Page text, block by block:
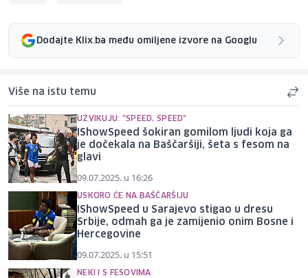
Dodajte Klix.ba među omiljene izvore na Googlu
Više na istu temu
UZVIKUJU: "SPEED, SPEED"
IShowSpeed šokiran gomilom ljudi koja ga
je dočekala na Baščaršiji, šeta s fesom na
glavi
09.07.2025. u 16:26
USKORO ĆE NA BAŠČARŠIJU
IShowSpeed u Sarajevo stigao u dresu
Srbije, odmah ga je zamijenio onim Bosne i
Hercegovine
09.07.2025. u 15:51
NEKI I S FESOVIMA